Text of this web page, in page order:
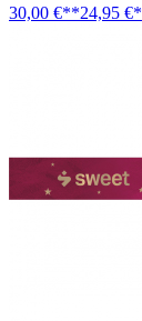
30,00 €**24,95 €*